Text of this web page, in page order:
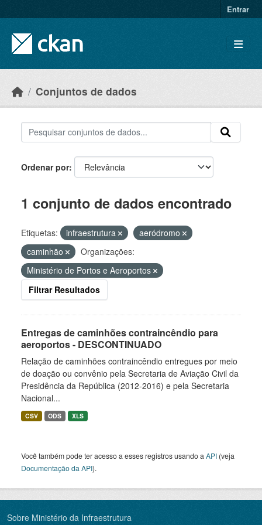
Entrar
Conjuntos de dados
Ordenar por
1 conjunto de dados encontrado
Etiquetas: infraestrutura
aeródromo
caminhão
Organizações:
Ministério de Portos e Aeroportos
Filtrar Resultados
Entregas de caminhões contraincêndio para
aeroportos - DESCONTINUADO
Relação de caminhões contraincêndio entregues por meio
de doação ou convênio pela Secretaria de Aviação Civil da
Presidência da República (2012-2016) e pela Secretaria
Nacional...
CSV ODS XLS
Você também pode ter acesso a esses registros usando a API (veja
Documentação da API).
Sobre Ministério da Infraestrutura